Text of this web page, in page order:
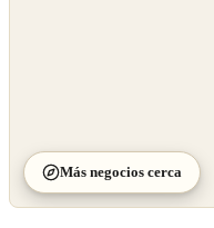
Más negocios cerca